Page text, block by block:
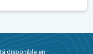
disponible en